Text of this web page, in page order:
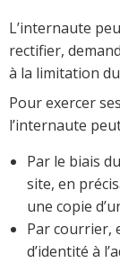
L’internaute
rectifier,
à la limitation
Pour exercer
l’internaute
Par le biais
site, en
une copie
Par courrier,
d’identité à